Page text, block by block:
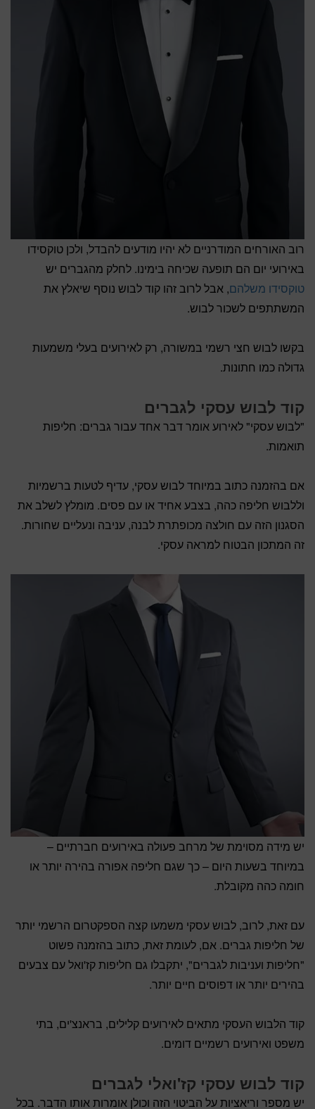
רוב האורחים המודרניים לא יהיו מודעים להבדל, ולכן טוקסידו
באירועי יום הם תופעה שכיחה בימינו. לחלק מהגברים יש
טוקסידו משלהם, אבל לרוב זהו קוד לבוש נוסף שיאלץ את
המשתתפים לשכור לבוש.
בקשו לבוש חצי רשמי במשורה, רק לאירועים בעלי משמעות
גדולה כמו חתונות.
קוד לבוש עסקי לגברים
"לבוש עסקי" לאירוע אומר דבר אחד עבור גברים: חליפות
תואמות.
אם בהזמנה כתוב במיוחד לבוש עסקי, עדיף לטעות ברשמיות
וללבוש חליפה כהה, בצבע אחיד או עם פסים. מומלץ לשלב את
הסגנון הזה עם חולצה מכופתרת לבנה, עניבה ונעליים שחורות.
זה המתכון הבטוח למראה עסקי.
יש מידה מסוימת של מרחב פעולה באירועים חברתיים –
במיוחד בשעות היום – כך שגם חליפה אפורה בהירה יותר או
חומה כהה מקובלת.
עם זאת, לרוב, לבוש עסקי משמעו קצה הספקטרום הרשמי יותר
של חליפות גברים. אם, לעומת זאת, כתוב בהזמנה פשוט
"חליפות ועניבות לגברים", יתקבלו גם חליפות קז'ואל עם צבעים
בהירים יותר או דפוסים חיים יותר.
קוד הלבוש העסקי מתאים לאירועים קלילים, בראנצ'ים, בתי
משפט ואירועים רשמיים דומים.
קוד לבוש עסקי קז'ואלי לגברים
יש מספר וריאציות על הביטוי הזה וכולן אומרות אותו הדבר. בכל